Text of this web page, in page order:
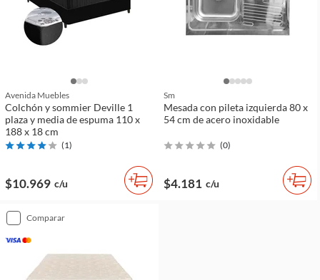
Avenida Muebles
Colchón y sommier Deville 1
plaza y media de espuma 110 x
188 x 18 cm
(1)
$10.969 c/u
Sm
Mesada con pileta izquierda 80 x
54 cm de acero inoxidable
(0)
$4.181 c/u
comparar